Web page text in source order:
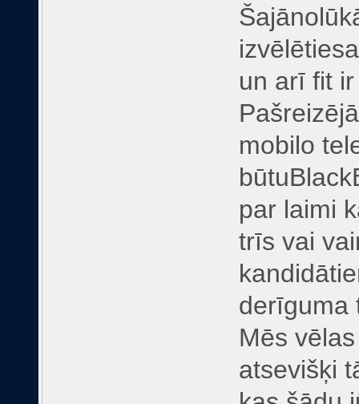
un arī fit
mobilo
par laimi
trīs vai
derīguma
Mēs
atsevišķi